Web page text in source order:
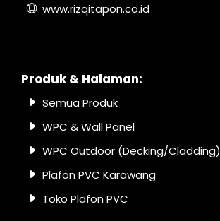
www.rizqitapon.co.id
Produk & Halaman:
Semua Produk
WPC & Wall Panel
WPC Outdoor (Decking/Cladding)
Plafon PVC Karawang
Toko Plafon PVC